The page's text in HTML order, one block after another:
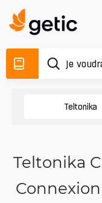
Teltonika
Teltonika